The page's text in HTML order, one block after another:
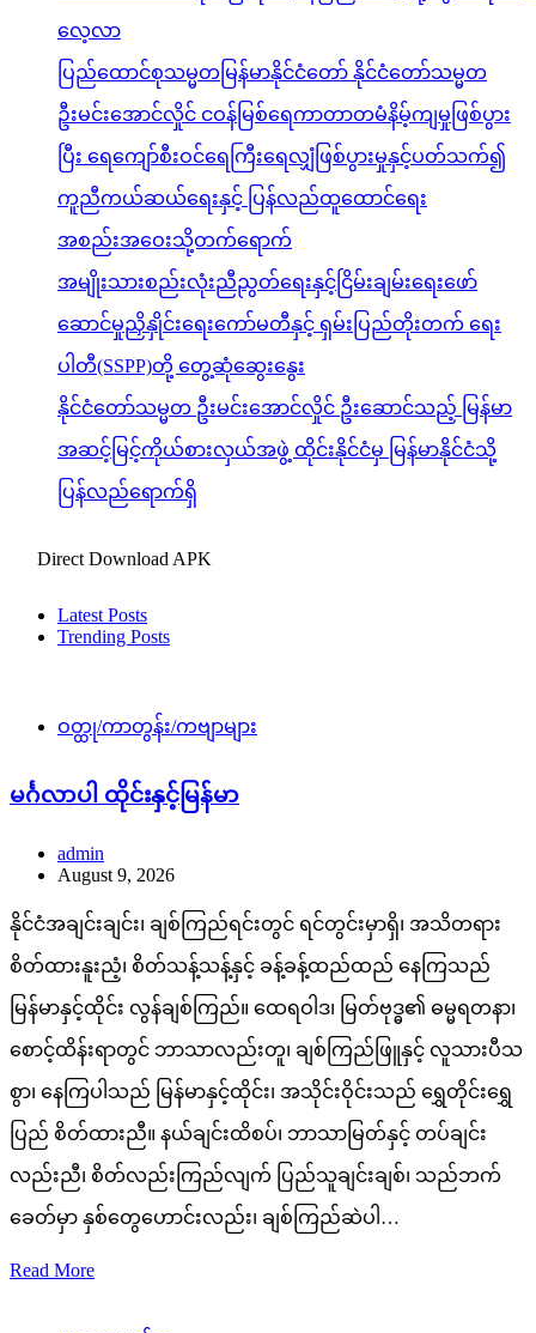
လေ့လာ
ပြည်ထောင်စုသမ္မတမြန်မာနိုင်ငံတော် နိုင်ငံတော်သမ္မတ
ဦးမင်းအောင်လှိုင် ငဝန်မြစ်ရေကာတာတမံနိမ့်ကျမှုဖြစ်ပွား
ပြီး ရေကျော်စီးဝင်ရေကြီးရေလျှံဖြစ်ပွားမှုနှင့်ပတ်သက်၍
ကူညီကယ်ဆယ်ရေးနှင့် ပြန်လည်ထူထောင်ရေး
အစည်းအဝေးသို့တက်ရောက်
အမျိုးသားစည်းလုံးညီညွတ်ရေးနှင့်ငြိမ်းချမ်းရေးဖော်
ဆောင်မှုညှိနှိုင်းရေးကော်မတီနှင့် ရှမ်းပြည်တိုးတက် ရေး
ပါတီ(SSPP)တို့ တွေ့ဆုံဆွေးနွေး
နိုင်ငံတော်သမ္မတ ဦးမင်းအောင်လှိုင် ဦးဆောင်သည့် မြန်မာ
အဆင့်မြင့်ကိုယ်စားလှယ်အဖွဲ့ ထိုင်းနိုင်ငံမှ မြန်မာနိုင်ငံသို့
ပြန်လည်ရောက်ရှိ
Direct Download APK
Latest Posts
Trending Posts
ဝတ္ထု/ကာတွန်း/ကဗျာများ
မင်္ဂလာပါ ထိုင်းနှင့်မြန်မာ
admin
August 9, 2026
နိုင်ငံအချင်းချင်း၊ ချစ်ကြည်ရင်းတွင် ရင်တွင်းမှာရှိ၊ အသိတရား
စိတ်ထားနူးညံ့၊ စိတ်သန့်သန့်နှင့် ခန့်ခန့်ထည်ထည် နေကြသည်
မြန်မာနှင့်ထိုင်း လွန်ချစ်ကြည်။ ထေရဝါဒ၊ မြတ်ဗုဒ္ဓ၏ ဓမ္မရတနာ၊
စောင့်ထိန်းရာတွင် ဘာသာလည်းတူ၊ ချစ်ကြည်ဖြူနှင့် လူသားပီသ
စွာ၊ နေကြပါသည် မြန်မာနှင့်ထိုင်း၊ အသိုင်းဝိုင်းသည် ရွှေတိုင်းရွှေ
ပြည် စိတ်ထားညီ။ နယ်ချင်းထိစပ်၊ ဘာသာမြတ်နှင့် တပ်ချင်း
လည်းညီ၊ စိတ်လည်းကြည်လျက် ပြည်သူချင်းချစ်၊ သည်ဘက်
ခေတ်မှာ နှစ်တွေဟောင်းလည်း၊ ချစ်ကြည်ဆဲပါ…
Read More